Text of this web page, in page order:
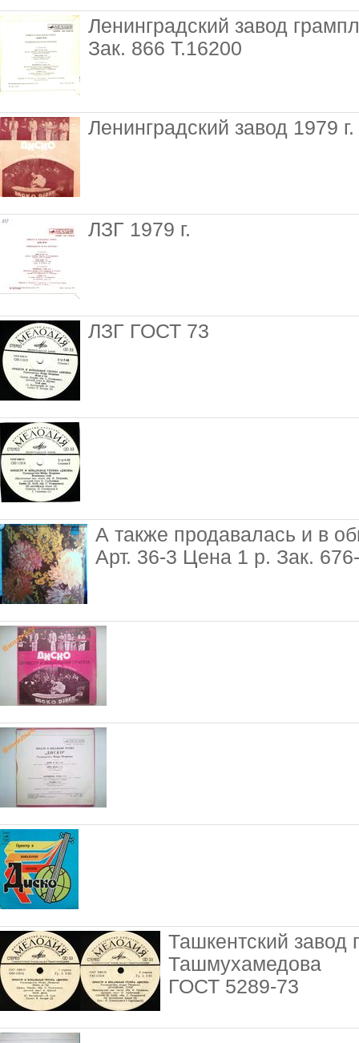
Ленинградский завод
Зак. 866 Т.16200
Ленинградский завод 1979 г.
ЛЗГ 1979 г.
ЛЗГ ГОСТ 73
А также продавалась и в
Арт. 36-3 Цена 1 р. Зак.
Ташкентский завод
Ташмухамедова
ГОСТ 5289-73